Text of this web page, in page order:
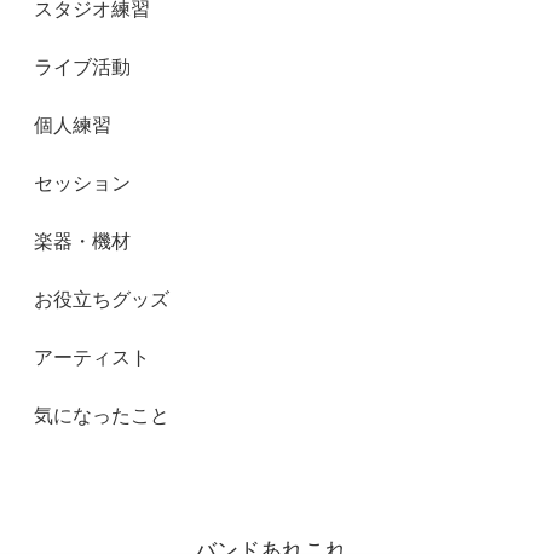
スタジオ練習
ライブ活動
個人練習
セッション
楽器・機材
お役立ちグッズ
アーティスト
気になったこと